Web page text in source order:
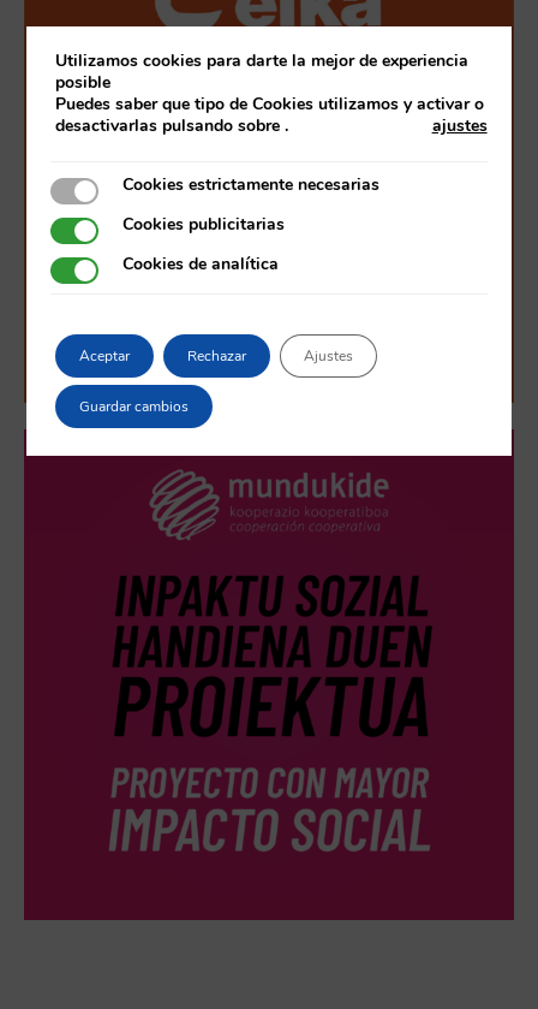
Utilizamos cookies para darte la mejor de experiencia
posible
Puedes saber que tipo de Cookies utilizamos y activar o
desactivarlas pulsando sobre
ajustes
.
Cookies estrictamente necesarias
Cookies estrictamente necesarias
Cookies publicitarias
Cookies publicitarias
Cookies de analítica
Cookies de analítica
Aceptar Rechazar Ajustes
Guardar cambios